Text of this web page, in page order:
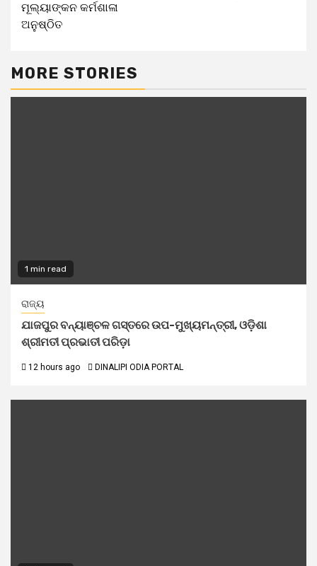
ମୂଲ୍ୟାଙ୍କନ କର୍ମଶାଳା
ଅନୁଷ୍ଠିତ
MORE STORIES
1 min read
ରାଜ୍ୟ
ଯାଜପୁର ବନ୍ୟାଞ୍ଚଳ ଗସ୍ତରେ ଉପ-ମୁଖ୍ୟମନ୍ତ୍ରୀ, ଓଡ଼ିଶା
ଶ୍ରୀମତୀ ପ୍ରଭାତୀ ପରିଡ଼ା
12 hours ago DINALIPI ODIA PORTAL